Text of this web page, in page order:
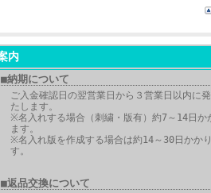
内
■納期について
ご入金確認日の翌営業日から３営業日以内に
たします。
※名入れする場合（刺繍・版有）約7～14日か
ます。
※名入れ版を作成する場合は約14～30日かか
す。
■返品交換について